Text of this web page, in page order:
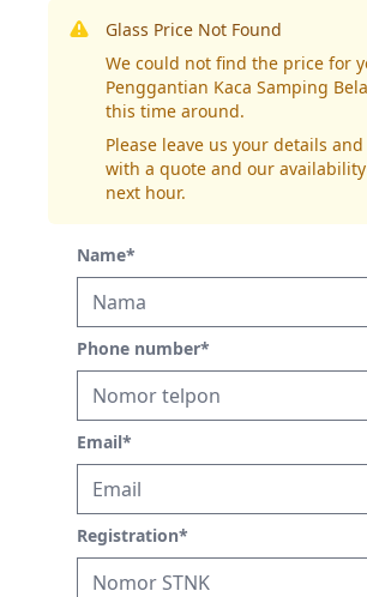
Glass Price Not Found
We could not find the price for
Penggantian Kaca Samping
this time around.
Please leave us your details
with a quote and our
next hour.
Name*
Phone number*
Email*
Registration*